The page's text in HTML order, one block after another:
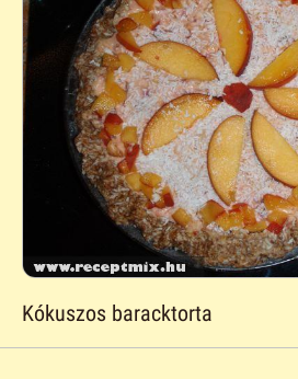
Kókuszos baracktorta